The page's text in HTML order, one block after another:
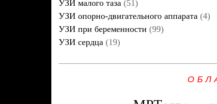
УЗИ малого таза (51)
УЗИ опорно-двигательного аппарата (4)
УЗИ при беременности (99)
УЗИ сердца (19)